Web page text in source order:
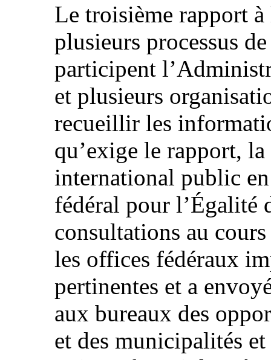
Le troisième rapport
plusieurs processus
participent
et plusieurs
recueillir les
qu’exige le rapport,
international public
fédéral pour l’Égalité
consultations au
les offices fédéraux
pertinentes et a
aux bureaux des
et des municipalités